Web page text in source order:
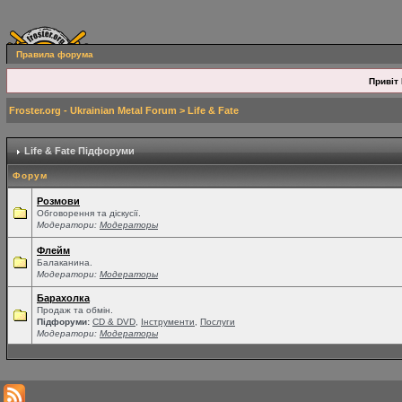
Правила форума
Привіт
Froster.org - Ukrainian Metal Forum > Life & Fate
Life & Fate Підфоруми
Форум
Розмови
Обговорення та діскусії.
Модератори: Модераторы
Флейм
Балаканина.
Модератори: Модераторы
Барахолка
Продаж та обмін.
Підфоруми: СD & DVD Інструменти
Послуги
Модератори: Модераторы